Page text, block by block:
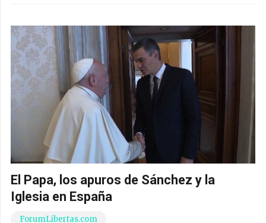
El Papa, los apuros de Sánchez y la
Iglesia en España
ForumLibertas.com